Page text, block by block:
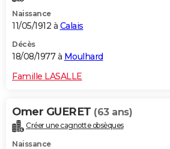
Naissance
11/05/1912 à Calais
Décès
18/08/1977 à Moulhard
Famille LASALLE
Omer GUERET (63 ans)
Créer une cagnotte obsèques
Naissance